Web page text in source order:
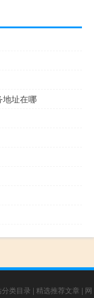
地址在哪
分类目录 | 精选推荐文章 | 网